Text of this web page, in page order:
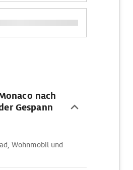
nach
Gespann
Wohnmobil und